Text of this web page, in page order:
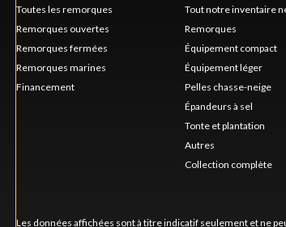
Toutes les remorques
Remorques ouvertes
Remorques fermées
Remorques marines
Financement
Tout notre inventaire
Remorques
Équipement compact
Équipement léger
Pelles chasse-neige
Épandeurs à sel
Tonte et plantation
Autres
Collection complète
Les données affichées sont à titre indicatif seulement et ne